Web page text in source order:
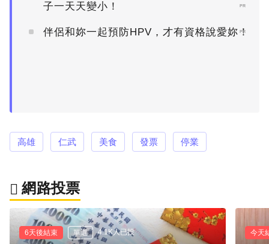
子一天天變小！
PR
伴侶和妳一起預防HPV，才有資格說愛妳！
PR
高雄 仁武 美食 發票 停業
網路投票
6天後結束 單選 4.1K人已投 今天